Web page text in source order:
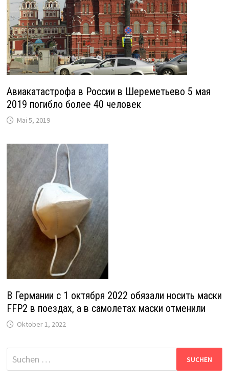
Авиакатастрофа в России в Шереметьево 5 мая
2019 погибло более 40 человек
Mai 5, 2019
В Германии с 1 октября 2022 обязали носить маски
FFP2 в поездах, а в самолетах маски отменили
Oktober 1, 2022
Suche
nach: